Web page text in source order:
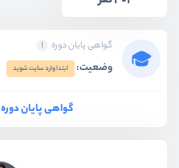
گواهی پایان دوره
وضعیت: ابتدا وارد سایت شوید
گواهی پایان